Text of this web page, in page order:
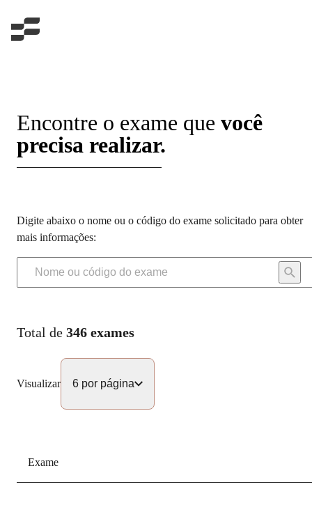
Encontre o exame que você
precisa realizar.
Digite abaixo o nome ou o código do exame solicitado para obter
mais informações:
Total de 346 exames
Visualizar 6 por página
Exame